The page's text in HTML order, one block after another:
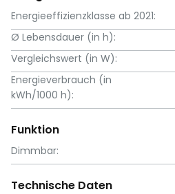
Energieeffizienzklasse ab 2021:
Ø Lebensdauer (in h):
Vergleichswert (in W):
Energieverbrauch (in
kWh/1000 h):
Funktion
Dimmbar:
Technische Daten